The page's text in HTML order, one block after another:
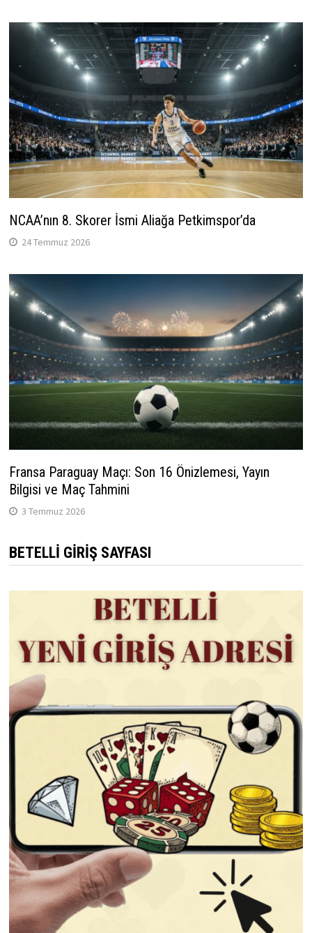
NCAA’nın 8. Skorer İsmi Aliağa Petkimspor’da
24 Temmuz 2026
Fransa Paraguay Maçı: Son 16 Önizlemesi, Yayın
Bilgisi ve Maç Tahmini
3 Temmuz 2026
BETELLI GIRIŞ SAYFASI